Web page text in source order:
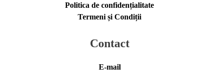
Politica de confidențialitate
Termeni și Condiții
Contact
E-mail